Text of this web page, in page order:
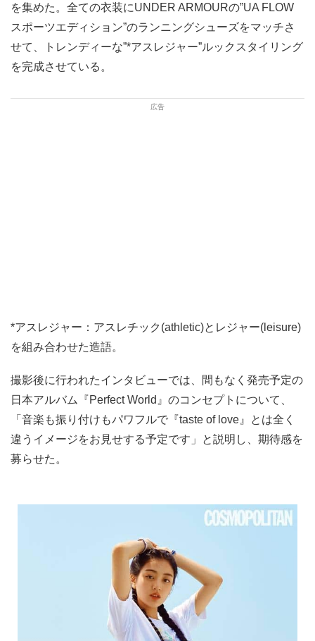
を集めた。全ての衣装にUNDER ARMOURの”UA FLOW
スポーツエディション”のランニングシューズをマッチさ
せて、トレンディーな”*アスレジャー”ルックスタイリング
を完成させている。
*アスレジャー：アスレチック(athletic)とレジャー(leisure)
を組み合わせた造語。
撮影後に行われたインタビューでは、間もなく発売予定の
日本アルバム『Perfect World』のコンセプトについて、
「音楽も振り付けもパワフルで『taste of love』とは全く
違うイメージをお見せする予定です」と説明し、期待感を
募らせた。